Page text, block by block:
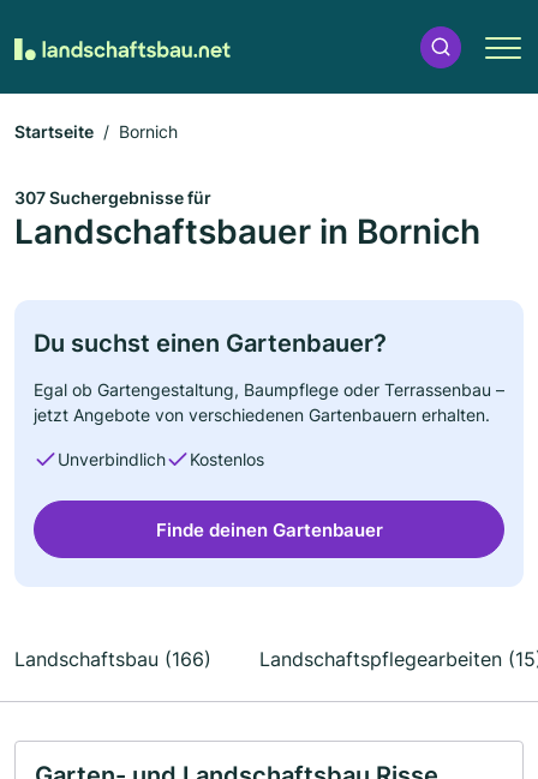
Startseite Bornich
307 Suchergebnisse für
Landschaftsbauer in Bornich
Du suchst einen Gartenbauer?
Egal ob Gartengestaltung, Baumpflege oder Terrassenbau –
jetzt Angebote von verschiedenen Gartenbauern erhalten.
Unverbindlich Kostenlos
Finde deinen Gartenbauer
Landschaftsbau (166) Landschaftspflegearbeiten